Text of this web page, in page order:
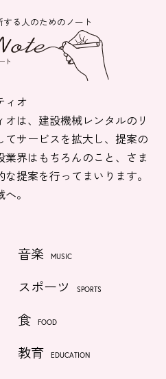
る人のためのノート
ィオ
は、建設機械レンタルのリ
てサービスを拡大し、提案の
界はもちろんのこと、さま
提案を行ってまいります。
。
音楽 MUSIC
スポーツ SPORTS
食 FOOD
教育 EDUCATION